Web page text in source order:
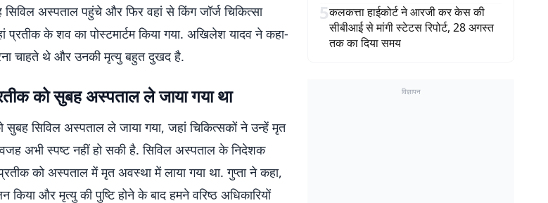
अस्पताल पहुंचे और फिर वहां से किंग जॉर्ज चिकित्सा
प्रतीक के शव का पोस्टमार्टम किया गया. अखिलेश यादव ने कहा-
चाहते थे और उनकी मृत्यु बहुत दुखद है.
को सुबह अस्पताल ले जाया गया था
सुबह सिविल अस्पताल ले जाया गया, जहां चिकित्सकों ने उन्हें मृत
वजह अभी स्पष्ट नहीं हो सकी है. सिविल अस्पताल के निदेशक
को अस्पताल में मृत अवस्था में लाया गया था. गुप्ता ने कहा,
किया और मृत्यु की पुष्टि होने के बाद हमने वरिष्ठ अधिकारियों
5कलकत्ता हाईकोर्ट ने आरजी कर केस की
सीबीआई से मांगी स्टेटस रिपोर्ट, 28 अगस्त
तक का दिया समय
विज्ञापन